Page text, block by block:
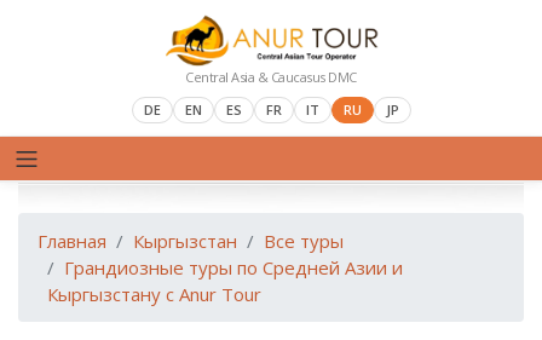
Central Asia & Caucasus DMC
DE
EN ES FR IT RU JP
Главная Кыргызстан
Все туры
Грандиозные туры по Средней Азии и
Кыргызстану с Anur Tour